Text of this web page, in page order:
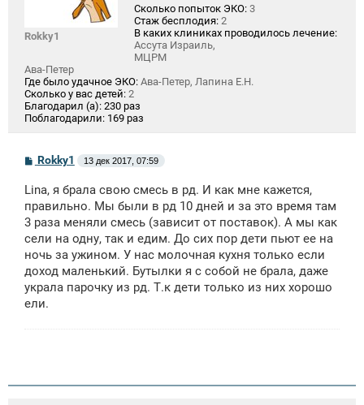
Rokky1
Сколько попыток ЭКО: 3
Стаж бесплодия: 2
В каких клиниках проводилось лечение:
Ассута Израиль,
МЦРМ
Ава-Петер
Где было удачное ЭКО: Ава-Петер, Лапина Е.Н.
Сколько у вас детей: 2
Благодарил (а): 230 раз
Поблагодарили: 169 раз
С
б
щ
е
н
и
Rokky1 13 дек 2017, 07:59
Lina, я брала свою смесь в рд. И как мне кажется,
правильно. Мы были в рд 10 дней и за это время там
3 раза меняли смесь (зависит от поставок). А мы как
сели на одну, так и едим. До сих пор дети пьют ее на
ночь за ужином. У нас молочная кухня только если
доход маленький. Бутылки я с собой не брала, даже
украла парочку из рд. Т.к дети только из них хорошо
ели.